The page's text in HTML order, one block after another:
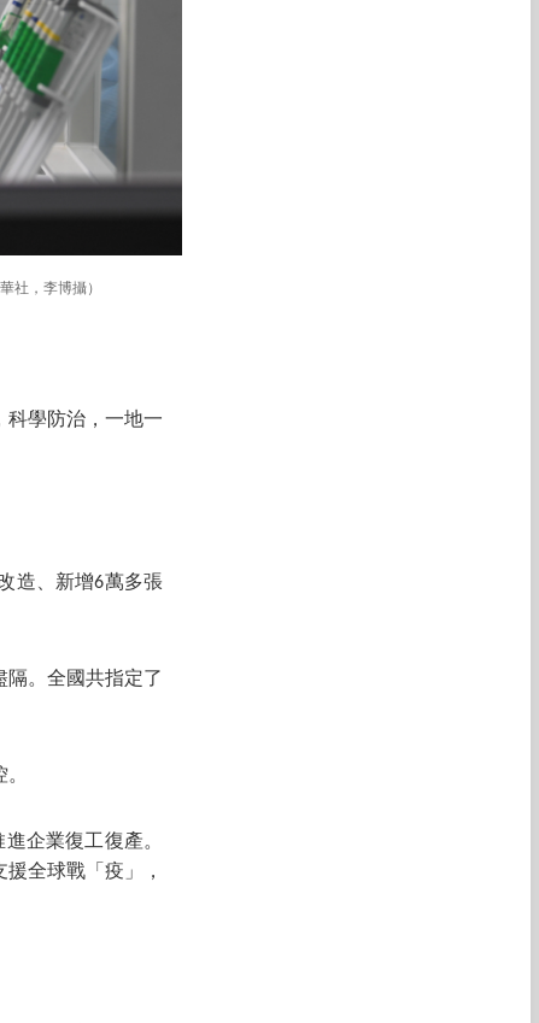
社，李博攝）
科學防治，一地一
造、新增6萬多張
。全國共指定了
企業復工復產。
全球戰「疫」，